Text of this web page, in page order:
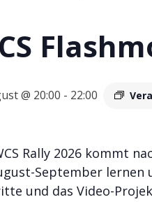
@ 20:00 - 22:00
Rally 2026 kommt
September lernen
und das Video-